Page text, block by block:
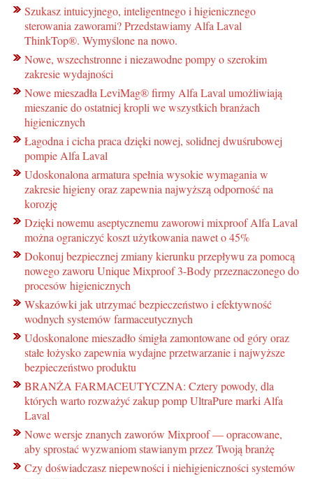
Szukasz intuicyjnego, inteligentnego i higienicznego
sterowania zaworami? Przedstawiamy Alfa Laval
ThinkTop®. Wymyślone na nowo.
Nowe, wszechstronne i niezawodne pompy o szerokim
zakresie wydajności
Nowe mieszadła LeviMag® firmy Alfa Laval umożliwiają
mieszanie do ostatniej kropli we wszystkich branżach
higienicznych
Łagodna i cicha praca dzięki nowej, solidnej dwuśrubowej
pompie Alfa Laval
Udoskonalona armatura spełnia wysokie wymagania w
zakresie higieny oraz zapewnia najwyższą odporność na
korozję
Dzięki nowemu aseptycznemu zaworowi mixproof Alfa Laval
można ograniczyć koszt użytkowania nawet o 45%
Dokonuj bezpiecznej zmiany kierunku przepływu za pomocą
nowego zaworu Unique Mixproof 3-Body przeznaczonego do
procesów higienicznych
Wskazówki jak utrzymać bezpieczeństwo i efektywność
wodnych systemów farmaceutycznych
Udoskonalone mieszadło śmigła zamontowane od góry oraz
stałe łożysko zapewnia wydajne przetwarzanie i najwyższe
bezpieczeństwo produktu
BRANŻA FARMACEUTYCZNA: Cztery powody, dla
których warto rozważyć zakup pomp UltraPure marki Alfa
Laval
Nowe wersje znanych zaworów Mixproof — opracowane,
aby sprostać wyzwaniom stawianym przez Twoją branżę
Czy doświadczasz niepewności i niehigieniczności systemów